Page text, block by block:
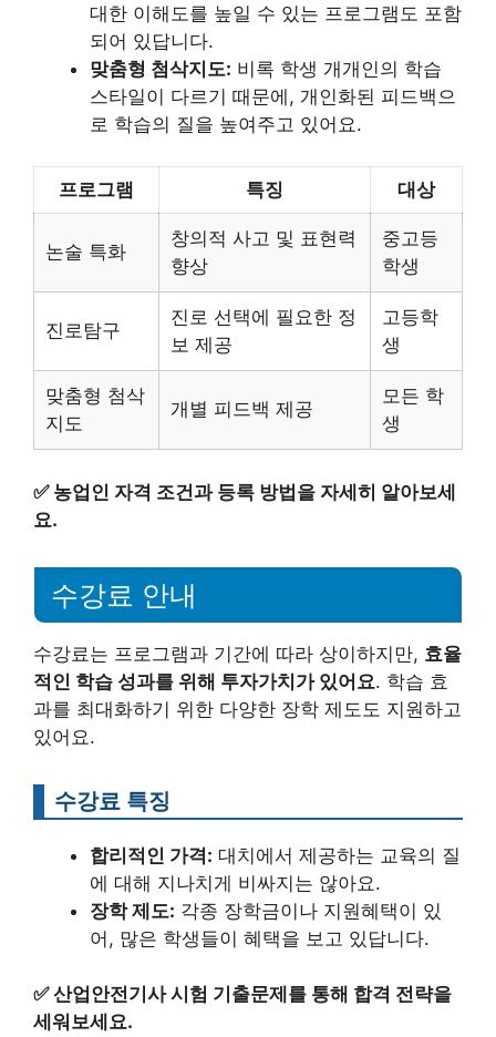
대한 이해도를 높일 수 있는 프로그램도 포함
되어 있답니다.
맞춤형 첨삭지도: 비록 학생 개개인의 학습
스타일이 다르기 때문에, 개인화된 피드백으
로 학습의 질을 높여주고 있어요.
프로그램 특징 대상
논술 특화
창의적 사고 및 표현력
향상
중고등
학생
진로탐구
진로 선택에 필요한 정
보 제공
고등학
생
맞춤형 첨삭
지도
개별 피드백 제공
모든 학
생
✅ 농업인 자격 조건과 등록 방법을 자세히 알아보세
요.
수강료 안내
수강료는 프로그램과 기간에 따라 상이하지만, 효율
적인 학습 성과를 위해 투자가치가 있어요. 학습 효
과를 최대화하기 위한 다양한 장학 제도도 지원하고
있어요.
수강료 특징
합리적인 가격: 대치에서 제공하는 교육의 질
에 대해 지나치게 비싸지는 않아요.
장학 제도: 각종 장학금이나 지원혜택이 있
어, 많은 학생들이 혜택을 보고 있답니다.
✅산업안전기사 시험 기출문제를 통해 합격 전략을
세워보세요.